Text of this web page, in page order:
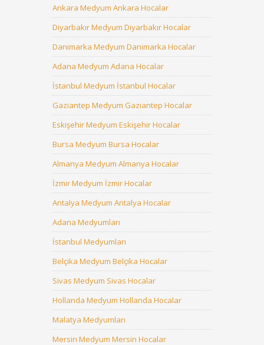
Ankara Medyum Ankara Hocalar
Diyarbakır Medyum Diyarbakır Hocalar
Danimarka Medyum Danimarka Hocalar
Adana Medyum Adana Hocalar
İstanbul Medyum İstanbul Hocalar
Gaziantep Medyum Gaziantep Hocalar
Eskişehir Medyum Eskişehir Hocalar
Bursa Medyum Bursa Hocalar
Almanya Medyum Almanya Hocalar
İzmir Medyum İzmir Hocalar
Antalya Medyum Antalya Hocalar
Adana Medyumları
İstanbul Medyumları
Belçika Medyum Belçika Hocalar
Sivas Medyum Sivas Hocalar
Hollanda Medyum Hollanda Hocalar
Malatya Medyumları
Mersin Medyum Mersin Hocalar